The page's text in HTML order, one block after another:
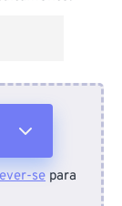
se para